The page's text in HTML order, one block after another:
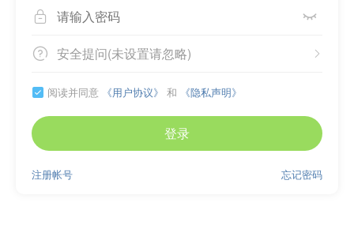
 
 
安全提问(未设置请忽略)
 阅读并同意 《用户协议》 和 《隐私声明》
登录
忘记密码
注册帐号